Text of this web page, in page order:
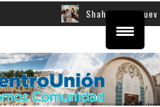
Shahak: una nueva